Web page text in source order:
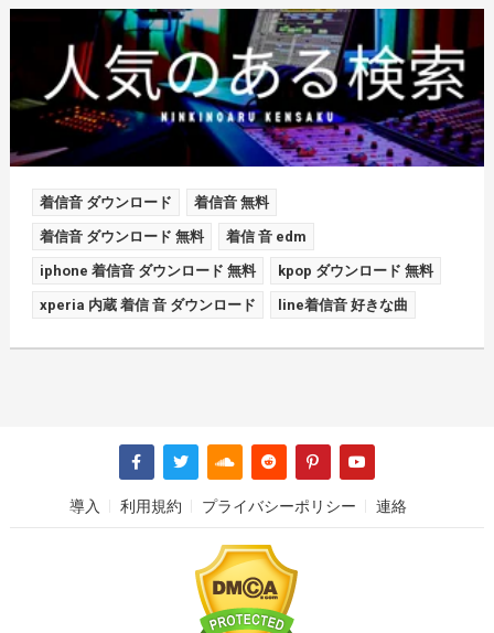
着信音 ダウンロード 着信音 無料
着信音 ダウンロード 無料 着信 音 edm
iphone 着信音 ダウンロード 無料 kpop ダウンロード 無料
xperia 内蔵 着信 音 ダウンロード line着信音 好きな曲
導入 利用規約 プライバシーポリシー 連絡